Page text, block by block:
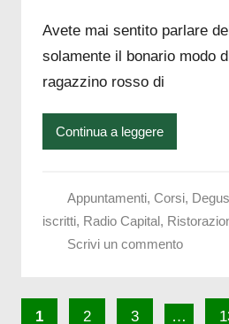
Avete mai sentito parlare
solamente il bonario modo
ragazzino rosso di
Continua a leggere
Appuntamenti, Corsi,
iscritti, Radio Capital,
Scrivi un commento
Paginazione
1 2 3 …